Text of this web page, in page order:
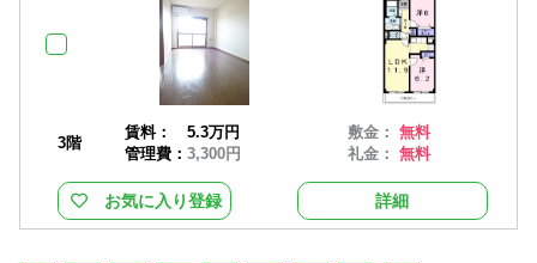
3階
賃料：
5.3万円
管理費： 3,300円
敷金：無料
礼金：無料
お気に入り登録 詳細